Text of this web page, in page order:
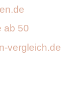
ab 50
vergleich.de